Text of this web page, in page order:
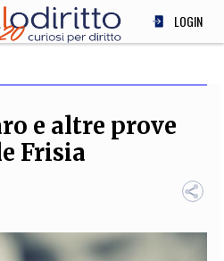
LOGIN
SOCIETÀ
ALTRO
e altre prove
Frisia